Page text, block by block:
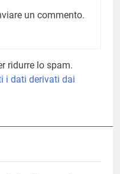
un commento.
ridurre lo spam.
i dati derivati dai